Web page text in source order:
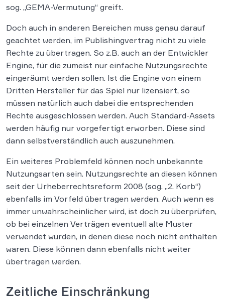
sog. „GEMA-Vermutung“ greift.
Doch auch in anderen Bereichen muss genau darauf
geachtet werden, im Publishingvertrag nicht zu viele
Rechte zu übertragen. So z.B. auch an der Entwickler
Engine, für die zumeist nur einfache Nutzungsrechte
eingeräumt werden sollen. Ist die Engine von einem
Dritten Hersteller für das Spiel nur lizensiert, so
müssen natürlich auch dabei die entsprechenden
Rechte ausgeschlossen werden. Auch Standard-Assets
werden häufig nur vorgefertigt erworben. Diese sind
dann selbstverständlich auch auszunehmen.
Ein weiteres Problemfeld können noch unbekannte
Nutzungsarten sein. Nutzungsrechte an diesen können
seit der Urheberrechtsreform 2008 (sog. „2. Korb“)
ebenfalls im Vorfeld übertragen werden. Auch wenn es
immer unwahrscheinlicher wird, ist doch zu überprüfen,
ob bei einzelnen Verträgen eventuell alte Muster
verwendet wurden, in denen diese noch nicht enthalten
waren. Diese können dann ebenfalls nicht weiter
übertragen werden.
Zeitliche Einschränkung